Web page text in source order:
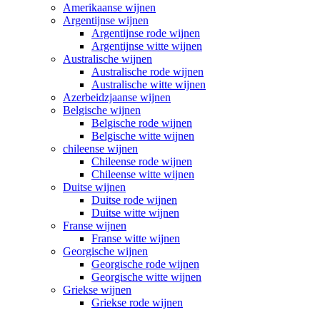
Amerikaanse wijnen
Argentijnse wijnen
Argentijnse rode wijnen
Argentijnse witte wijnen
Australische wijnen
Australische rode wijnen
Australische witte wijnen
Azerbeidzjaanse wijnen
Belgische wijnen
Belgische rode wijnen
Belgische witte wijnen
chileense wijnen
Chileense rode wijnen
Chileense witte wijnen
Duitse wijnen
Duitse rode wijnen
Duitse witte wijnen
Franse wijnen
Franse witte wijnen
Georgische wijnen
Georgische rode wijnen
Georgische witte wijnen
Griekse wijnen
Griekse rode wijnen